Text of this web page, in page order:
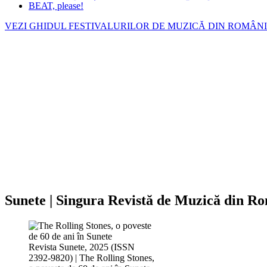
BEAT, please!
VEZI GHIDUL FESTIVALURILOR DE MUZICĂ DIN
Sunete | Singura Revistă de Muzică din
Revista Sunete, 2025 (ISSN
2392-9820) | The Rolling Stones,